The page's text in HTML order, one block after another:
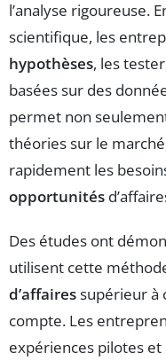
l’analyse rigoureuse.
scientifique, les
hypothèses, les
basées sur des
permet non
théories sur le
rapidement les
opportunités
Des études ont
utilisent cette
d’affairessupérieur à
compte. Les
expériences pilotes